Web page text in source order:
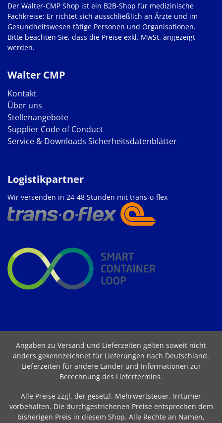
Walter CMP
Kontakt
Über uns
Stellenangebote
Supplier Code of Conduct
Service & Downloads Sicherheitsdatenblätter
Der Walter-CMP Shop ist ein B2B-Shop für medizinische
Fachkreise: Er richtet sich ausschließlich an Ärzte und im
Gesundheitswesen tätige Personen und Organisationen.
Bitte beachten Sie, dass die Preise exkl. MwSt. angezeigt
werden.
Logistikpartner
Wir versenden in 24-48 Stunden mit trans-o-flex
Angaben zu Versand und Lieferzeiten gelten soweit nicht
anders gekennzeichnet für Lieferungen nach Deutschland.
Lieferzeiten für andere Länder und Informationen zur
Berechnung des Liefertermins.
Alle Preise zzgl. der gesetzl. Mehrwertsteuer. Irrtümer
vorbehalten. Die durchgestrichenen Preise entsprechen dem
bisherigen Preis in diesem Shop. Alle Rechte an Namen,